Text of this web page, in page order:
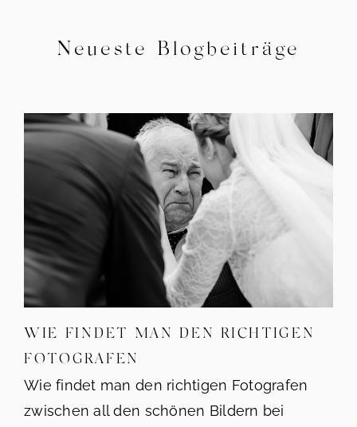
Neueste Blogbeiträge
WIE FINDET MAN DEN RICHTIGEN
FOTOGRAFEN
Wie findet man den richtigen Fotografen
zwischen all den schönen Bildern bei